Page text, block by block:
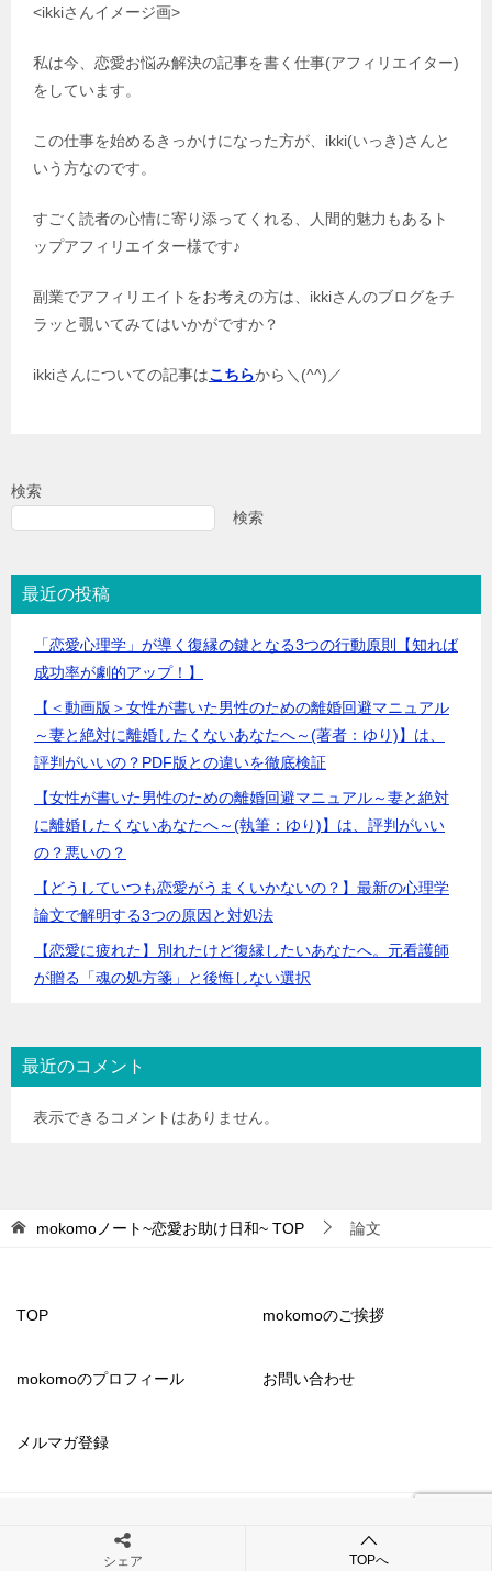
<ikkiさんイメージ画>
私は今、恋愛お悩み解決の記事を書く仕事(アフィリエイター)
をしています。
この仕事を始めるきっかけになった方が、ikki(いっき)さんと
いう方なのです。
すごく読者の心情に寄り添ってくれる、人間的魅力もあるト
ップアフィリエイター様です♪
副業でアフィリエイトをお考えの方は、ikkiさんのブログをチ
ラッと覗いてみてはいかがですか？
ikkiさんについての記事はこちらから＼(^^)／
検索
検索
最近の投稿
「恋愛心理学」が導く復縁の鍵となる3つの行動原則【知れば
成功率が劇的アップ！】
【＜動画版＞女性が書いた男性のための離婚回避マニュアル
～妻と絶対に離婚したくないあなたへ～(著者：ゆり)】は、
評判がいいの？PDF版との違いを徹底検証
【女性が書いた男性のための離婚回避マニュアル～妻と絶対
に離婚したくないあなたへ～(執筆：ゆり)】は、評判がいい
の？悪いの？
【どうしていつも恋愛がうまくいかないの？】最新の心理学
論文で解明する3つの原因と対処法
【恋愛に疲れた】別れたけど復縁したいあなたへ。元看護師
が贈る「魂の処方箋」と後悔しない選択
最近のコメント
表示できるコメントはありません。
mokomoノート~恋愛お助け日和~ TOP 論文
TOP mokomoのご挨拶
mokomoのプロフィール お問い合わせ
メルマガ登録
シェア TOPへ